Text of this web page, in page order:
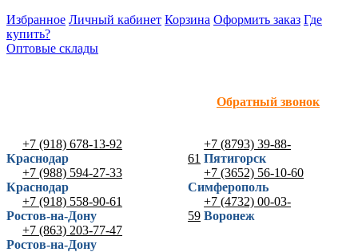
Избранное Личный кабинет Корзина Оформить заказ Где
купить?
Оптовые склады
Обратный звонок
+7 (918) 678-13-92
Краснодар
+7 (988) 594-27-33
Краснодар
+7 (918) 558-90-61
Ростов-на-Дону
+7 (863) 203-77-47
Ростов-на-Дону
+7 (8793) 39-88-
61 Пятигорск
+7 (3652) 56-10-60
Симферополь
+7 (4732) 00-03-
59 Воронеж